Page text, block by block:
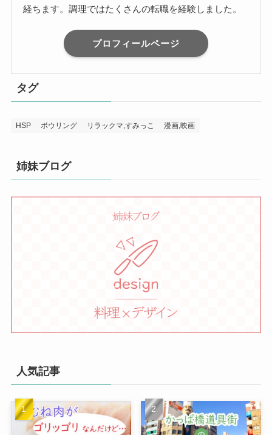
経ちます。調理ではたくさんの転職を経験しました。
プロフィールページ
タグ
HSP ボウリング リラックマ,すみっこ 漫画,映画
姉妹ブログ
人気記事